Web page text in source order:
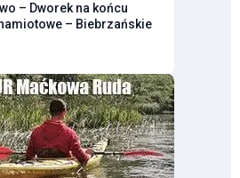
– Dworek na końcu
– Biebrzańskie